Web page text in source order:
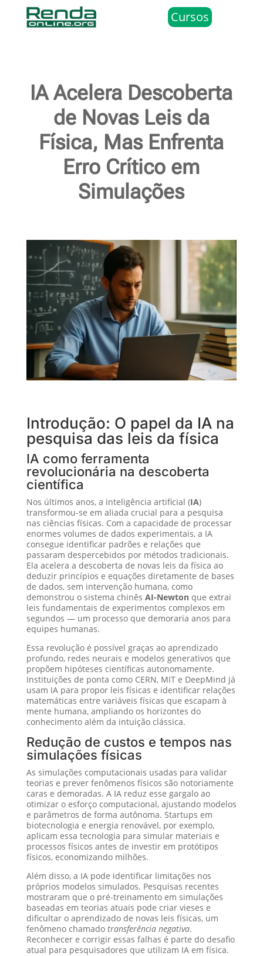
Cursos
IA Acelera Descoberta
de Novas Leis da
Física, Mas Enfrenta
Erro Crítico em
Simulações
Introdução: O papel da IA na
pesquisa das leis da física
IA como ferramenta
revolucionária na descoberta
científica
Nos últimos anos, a inteligência artificial (IA)
transformou-se em aliada crucial para a pesquisa
nas ciências físicas. Com a capacidade de processar
enormes volumes de dados experimentais, a IA
consegue identificar padrões e relações que
passaram despercebidos por métodos tradicionais.
Ela acelera a descoberta de novas leis da física ao
deduzir princípios e equações diretamente de bases
de dados, sem intervenção humana, como
demonstrou o sistema chinês AI-Newtonque extrai
leis fundamentais de experimentos complexos em
segundos — um processo que demoraria anos para
equipes humanas.
Essa revolução é possível graças ao aprendizado
profundo, redes neurais e modelos generativos que
propõem hipóteses científicas autonomamente.
Instituições de ponta como CERN, MIT e DeepMind já
usam IA para propor leis físicas e identificar relações
matemáticas entre variáveis físicas que escapam à
mente humana, ampliando os horizontes do
conhecimento além da intuição clássica.
Redução de custos e tempos nas
simulações físicas
As simulações computacionais usadas para validar
teorias e prever fenômenos físicos são notoriamente
caras e demoradas. A IA reduz esse gargalo ao
otimizar o esforço computacional, ajustando modelos
e parâmetros de forma autônoma. Startups em
biotecnologia e energia renovável, por exemplo,
aplicam essa tecnologia para simular materiais e
processos físicos antes de investir em protótipos
físicos, economizando milhões.
Além disso, a IA pode identificar limitações nos
próprios modelos simulados. Pesquisas recentes
mostraram que o pré-treinamento em simulações
baseadas em teorias atuais pode criar vieses e
dificultar o aprendizado de novas leis físicas, um
fenômeno chamado transferência negativa.
Reconhecer e corrigir essas falhas é parte do desafio
atual para pesquisadores que utilizam IA em física.